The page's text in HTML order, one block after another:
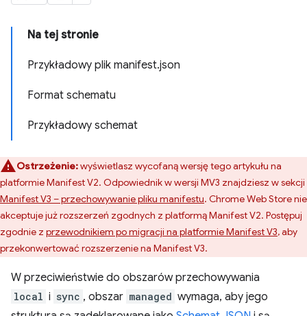
Na tej stronie
Przykładowy plik manifest.json
Format schematu
Przykładowy schemat
Ostrzeżenie:wyświetlasz wycofaną wersję tego artykułu na
platformie Manifest V2. Odpowiednik w wersji MV3 znajdziesz w sekcji
Manifest V3 – przechowywanie pliku manifestu. Chrome Web Store nie
akceptuje już rozszerzeń zgodnych z platformą Manifest V2. Postępuj
zgodnie z przewodnikiem po migracji na platformie Manifest V3, aby
przekonwertować rozszerzenie na Manifest V3.
W przeciwieństwie do obszarów przechowywania
local i sync , obszar managed wymaga, aby jego